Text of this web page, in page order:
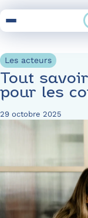
to
Les acteurs
Tout
pour les
29 octobre 2025